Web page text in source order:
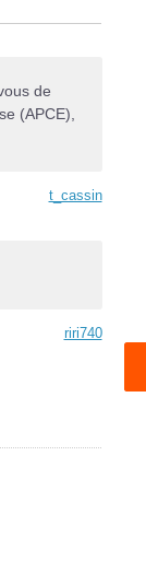
de
(APCE),
t_cassin
riri740